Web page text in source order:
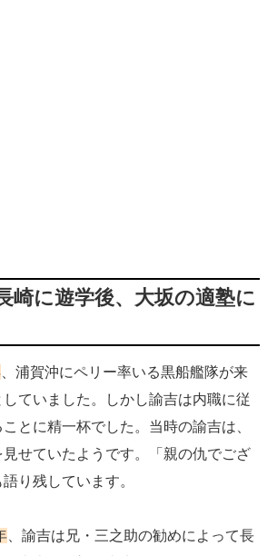
崎に遊学後、大坂の適塾に
、浦賀沖にペリー率いる黒船艦隊が来
ていました。しかし諭吉は内職に従
とに精一杯でした。当時の諭吉は、
せていたようです。「親の仇でござ
り残しています。
、諭吉は兄・三之助の勧めによって長